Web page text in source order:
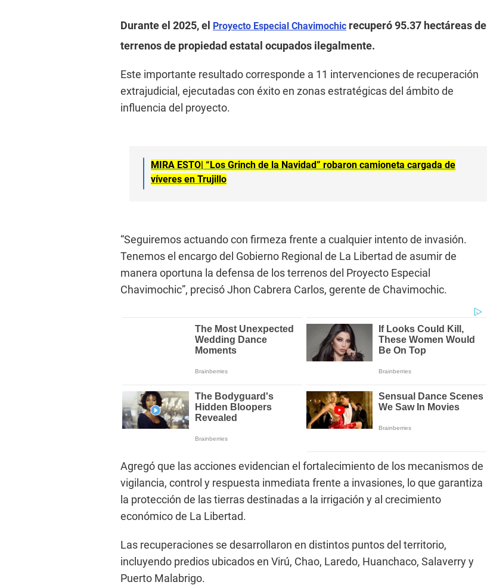
Durante el 2025, el Proyecto Especial Chavimochic recuperó 95.37 hectáreas de
terrenos de propiedad estatal ocupados ilegalmente.
Este importante resultado corresponde a 11 intervenciones de recuperación
extrajudicial, ejecutadas con éxito en zonas estratégicas del ámbito de
influencia del proyecto.
MIRA ESTO| “Los Grinch de la Navidad” robaron camioneta cargada de
víveres en Trujillo
“Seguiremos actuando con firmeza frente a cualquier intento de invasión.
Tenemos el encargo del Gobierno Regional de La Libertad de asumir de
manera oportuna la defensa de los terrenos del Proyecto Especial
Chavimochic”, precisó Jhon Cabrera Carlos, gerente de Chavimochic.
Agregó que las acciones evidencian el fortalecimiento de los mecanismos de
vigilancia, control y respuesta inmediata frente a invasiones, lo que garantiza
la protección de las tierras destinadas a la irrigación y al crecimiento
económico de La Libertad.
Las recuperaciones se desarrollaron en distintos puntos del territorio,
incluyendo predios ubicados en Virú, Chao, Laredo, Huanchaco, Salaverry y
Puerto Malabrigo.